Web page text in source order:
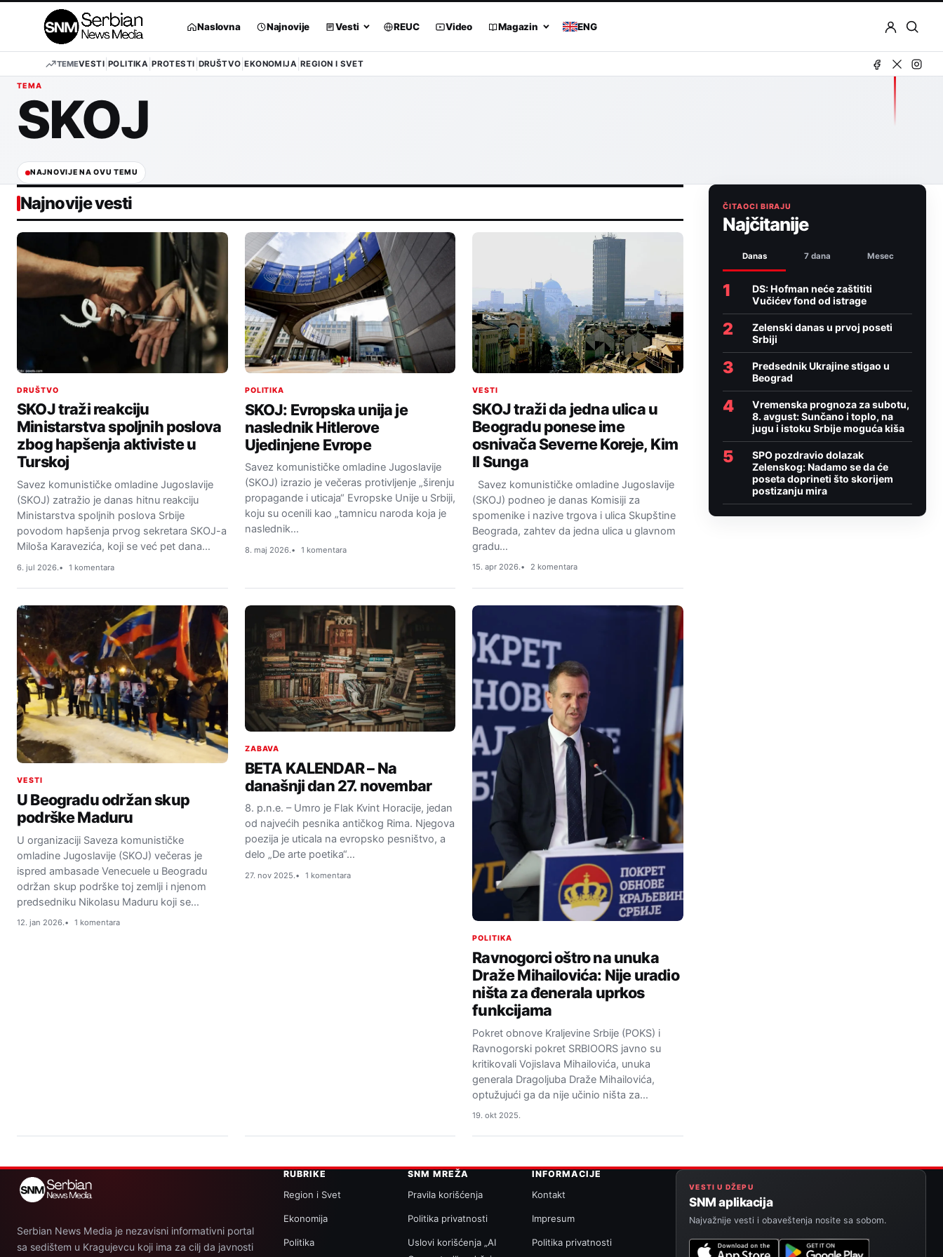
Naslovna Najnovije Vesti REUC Video Magazin ENG
TEMEVESTI POLITIKA PROTESTI DRUŠTVO EKONOMIJA REGION I SVET
TEMA
SKOJ
NAJNOVIJE NA OVU TEMU
Najnovije vesti
DRUŠTVO
SKOJ traži reakciju
Ministarstva spoljnih poslova
zbog hapšenja aktiviste u
Turskoj
Savez komunističke omladine Jugoslavije
(SKOJ) zatražio je danas hitnu reakciju
Ministarstva spoljnih poslova Srbije
povodom hapšenja prvog sekretara SKOJ-a
Miloša Karavezića, koji se već pet dana…
6. jul 2026. 1 komentara
POLITIKA
SKOJ: Evropska unija je
naslednik Hitlerove
Ujedinjene Evrope
Savez komunističke omladine Jugoslavije
(SKOJ) izrazio je večeras protivljenje „širenju
propagande i uticaja“ Evropske Unije u Srbiji,
koju su ocenili kao „tamnicu naroda koja je
naslednik…
8. maj 2026. 1 komentara
VESTI
SKOJ traži da jedna ulica u
Beogradu ponese ime
osnivača Severne Koreje, Kim
Il Sunga
Savez komunističke omladine Jugoslavije
(SKOJ) podneo je danas Komisiji za
spomenike i nazive trgova i ulica Skupštine
Beograda, zahtev da jedna ulica u glavnom
gradu…
15. apr 2026. 2 komentara
VESTI
U Beogradu održan skup
podrške Maduru
U organizaciji Saveza komunističke
omladine Jugoslavije (SKOJ) večeras je
ispred ambasade Venecuele u Beogradu
održan skup podrške toj zemlji i njenom
predsedniku Nikolasu Maduru koji se…
12. jan 2026. 1 komentara
ZABAVA
BETA KALENDAR – Na
današnji dan 27. novembar
8. p.n.e. – Umro je Flak Kvint Horacije, jedan
od najvećih pesnika antičkog Rima. Njegova
poezija je uticala na evropsko pesništvo, a
delo „De arte poetika“…
27. nov 2025. 1 komentara
POLITIKA
Ravnogorci oštro na unuka
Draže Mihailovića: Nije uradio
ništa za đenerala uprkos
funkcijama
Pokret obnove Kraljevine Srbije (POKS) i
Ravnogorski pokret SRBIOORS javno su
kritikovali Vojislava Mihailovića, unuka
generala Dragoljuba Draže Mihailovića,
optužujući ga da nije učinio ništa za…
19. okt 2025.
ČITAOCI BIRAJU
Najčitanije
Danas 7 dana Mesec
1
DS: Hofman neće zaštititi
Vučićev fond od istrage
2
Zelenski danas u prvoj poseti
Srbiji
3
Predsednik Ukrajine stigao u
Beograd
4
Vremenska prognoza za subotu,
8. avgust: Sunčano i toplo, na
jugu i istoku Srbije moguća kiša
5
SPO pozdravio dolazak
Zelenskog: Nadamo se da će
poseta doprineti što skorijem
postizanju mira
Serbian News Media je nezavisni informativni portal
sa sedištem u Kragujevcu koji ima za cilj da javnosti
RUBRIKE
Region i Svet
Ekonomija
Politika
SNM MREŽA
Pravila korišćenja
Politika privatnosti
Uslovi korišćenja „AI
INFORMACIJE
Kontakt
Impresum
Politika privatnosti
VESTI U DŽEPU
SNM aplikacija
Najvažnije vesti i obaveštenja nosite sa sobom.